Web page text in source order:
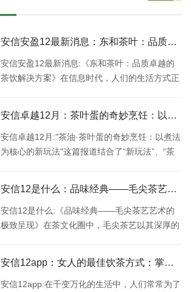
安信安盈12最新消息：东和茶叶：品质卓越的茶饮
安信安盈12最新消息:《东和茶叶：品质卓越的
茶饮解决方案》在信息时代，人们的生活方式正
安信卓越12月：茶叶蛋的奇妙烹饪：以煮法为核心的新玩法
安信卓越12月:"茶油·茶叶蛋的奇妙烹饪：以煮法
为核心的新玩法"这篇报道结合了“新玩法”、“茶
安信12是什么：品味经典——毛尖茶艺艺术的极致呈现
安信12是什么:《品味经典——毛尖茶艺艺术的
极致呈现》在茶文化圈中，毛尖茶艺以其深厚的
安信12app：女人的最佳饮茶方式：掌握这几种方法让你的味蕾
安信12app:在千变万化的生活中，人们常常为了